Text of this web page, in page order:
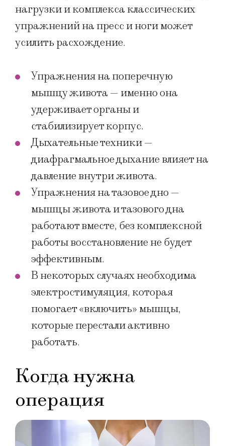
нагрузки и комплекса классических
упражнений на пресс и ноги может
усилить расхождение.
Упражнения на поперечную
мышцу живота — именно она
удерживает органы и
стабилизирует корпус.
Дыхательные техники —
диафрагмальное дыхание влияет на
давление внутри живота.
Упражнения на тазовое дно —
мышцы живота и тазового дна
работают вместе, без комплексной
работы восстановление не будет
эффективным.
В некоторых случаях необходима
электростимуляция, которая
помогает «включить» мышцы,
которые перестали активно
работать.
Когда нужна
операция